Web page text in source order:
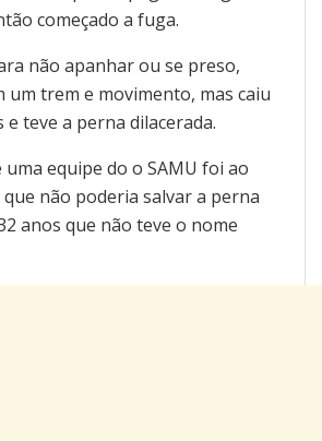
começado a fuga.
não apanhar ou se preso,
trem e movimento, mas caiu
teve a perna dilacerada.
equipe do o SAMU foi ao
não poderia salvar a perna
anos que não teve o nome